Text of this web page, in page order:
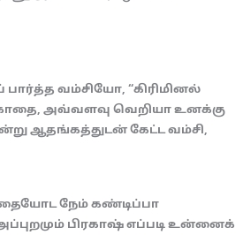
வம்சியோ, “கிரிமினல்
அவ்வளவு வெறியா உனக்கு
ஆதங்கத்துடன் கேட்ட வம்சி,
நேம் கண்டிப்பா
பிரகாஷ் எப்படி உன்னைக்